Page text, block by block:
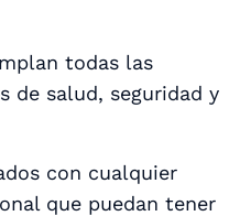
todas las
de salud, seguridad y
con cualquier
que puedan tener